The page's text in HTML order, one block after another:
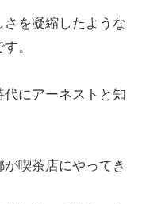
を凝縮したような
。
にアーネストと知
喫茶店にやってき